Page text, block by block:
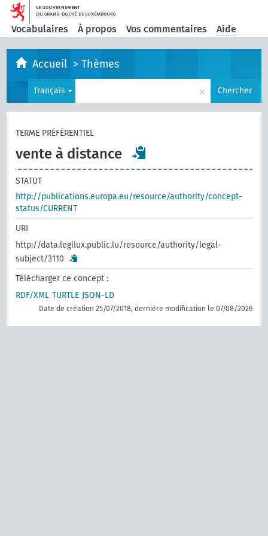
Vocabulaires À propos Vos commentaires Aide
Accueil >Thèmes
français × Chercher
TERME PRÉFÉRENTIEL
vente à distance
STATUT
http://publications.europa.eu/resource/authority/concept-
status/CURRENT
URI
http://data.legilux.public.lu/resource/authority/legal-
subject/3110
Télécharger ce concept :
RDF/XML TURTLE JSON-LD
Date de création 25/07/2018, dernière modification le 07/08/2026